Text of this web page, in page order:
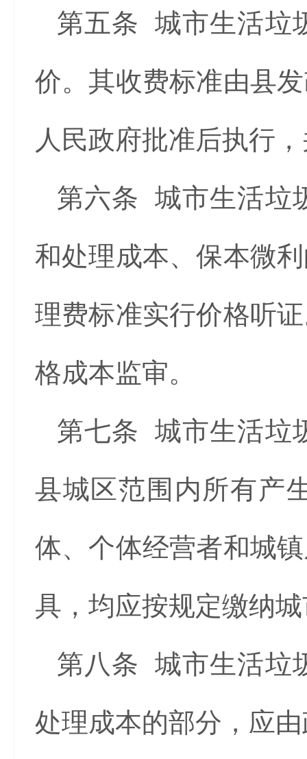
第五条 城市生活垃
价。其收费标准由县
人民政府批准后执行
第六条 城市生活垃
和处理成本、保本微
理费标准实行价格听
格成本监审。
第七条 城市生活垃
县城区范围内所有产
体、个体经营者和城
具，均应按规定缴纳
第八条 城市生活垃
处理成本的部分，应